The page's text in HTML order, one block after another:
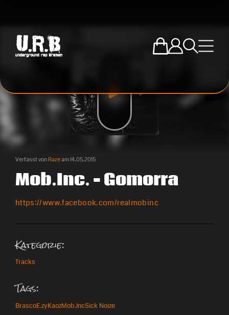
Zum U.R.B-
Einloggen
SucheMenü
Verfasst vonRazeam14.05.2015
Mob.Inc. – Gomorra
https://www.facebook.com/realmobinc
Kategorie:
Tracks
Tags:
BrascoE.zyKaozMob.IncSick Noize